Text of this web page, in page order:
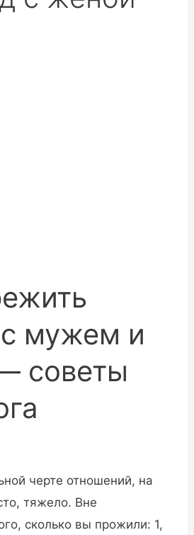
мужем и
советы
черте отношений, на
тяжело. Вне
сколько вы прожили: 1,